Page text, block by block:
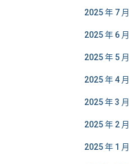
2025 年 7 月
2025 年 6 月
2025 年 5 月
2025 年 4 月
2025 年 3 月
2025 年 2 月
2025 年 1 月